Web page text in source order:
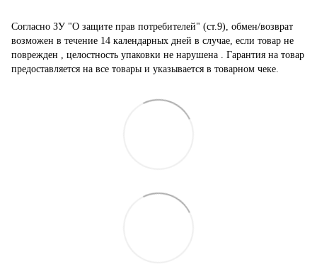
Согласно ЗУ "О защите прав потребителей" (ст.9), обмен/возврат
возможен в течение 14 календарных дней в случае, если товар не
поврежден , целостность упаковки не нарушена . Гарантия на товар
предоставляется на все товары и указывается в товарном чеке.